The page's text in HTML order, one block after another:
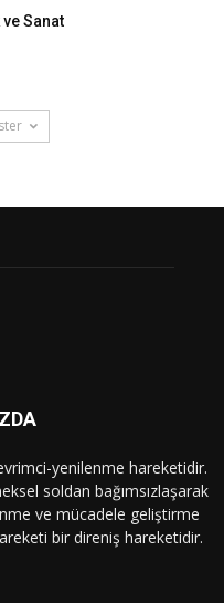
ve Sanat
yenilenme hareketidir.
soldan bağımsızlaşarak
ve mücadele geliştirme
bir direniş hareketidir.